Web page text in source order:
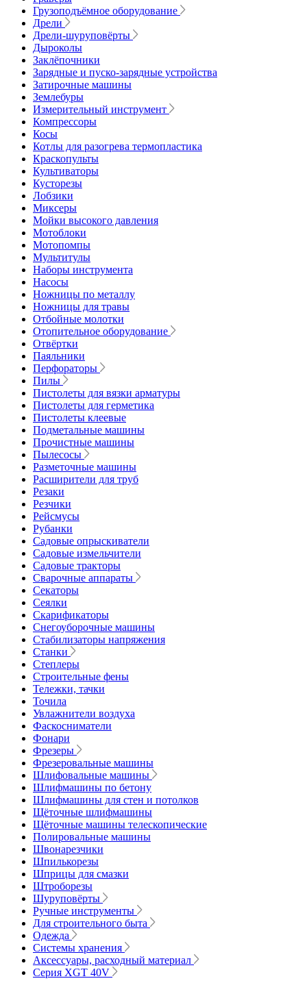
Грузоподъёмное оборудование
Дрели
Дрели-шуруповёрты
Дыроколы
Заклёпочники
Зарядные и пуско-зарядные устройства
Затирочные машины
Землебуры
Измерительный инструмент
Компрессоры
Косы
Котлы для разогрева термопластика
Краскопульты
Культиваторы
Кусторезы
Лобзики
Миксеры
Мойки высокого давления
Мотоблоки
Мотопомпы
Мультитулы
Наборы инструмента
Насосы
Ножницы по металлу
Ножницы для травы
Отбойные молотки
Отопительное оборудование
Отвёртки
Паяльники
Перфораторы
Пилы
Пистолеты для вязки арматуры
Пистолеты для герметика
Пистолеты клеевые
Подметальные машины
Прочистные машины
Пылесосы
Разметочные машины
Расширители для труб
Резаки
Резчики
Рейсмусы
Рубанки
Садовые опрыскиватели
Садовые измельчители
Садовые тракторы
Сварочные аппараты
Секаторы
Сеялки
Скарификаторы
Снегоуборочные машины
Стабилизаторы напряжения
Станки
Степлеры
Строительные фены
Тележки, тачки
Точила
Увлажнители воздуха
Фаскосниматели
Фонари
Фрезеры
Фрезеровальные машины
Шлифовальные машины
Шлифмашины по бетону
Шлифмашины для стен и потолков
Щёточные шлифмашины
Щёточные машины телескопические
Полировальные машины
Швонарезчики
Шпилькорезы
Шприцы для смазки
Штроборезы
Шуруповёрты
Ручные инструменты
Для строительного быта
Одежда
Системы хранения
Аксессуары, расходный материал
Серия XGT 40V